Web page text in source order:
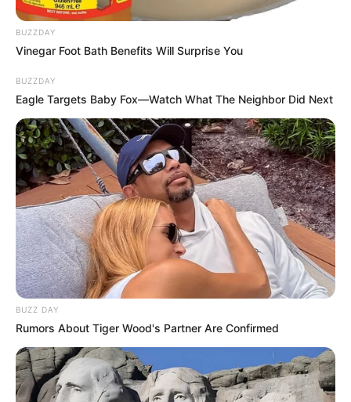
BUZZDAY
Vinegar Foot Bath Benefits Will Surprise You
BUZZDAY
Eagle Targets Baby Fox—Watch What The Neighbor Did Next
BUZZ DAY
Rumors About Tiger Wood's Partner Are Confirmed